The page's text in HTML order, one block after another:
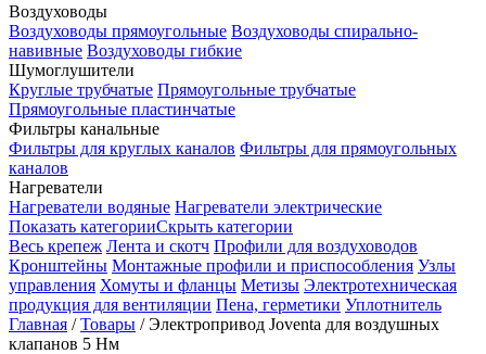
Воздуховоды
Воздуховоды прямоугольные Воздуховоды спирально-
навивные Воздуховоды гибкие
Шумоглушители
Круглые трубчатые Прямоугольные трубчатые
Прямоугольные пластинчатые
Фильтры канальные
Фильтры для круглых каналов Фильтры для прямоугольных
каналов
Нагреватели
Нагреватели водяные Нагреватели электрические
Показать категорииСкрыть категории
Весь крепеж Лента и скотч Профили для воздуховодов
Кронштейны Монтажные профили и приспособления Узлы
управления Хомуты и фланцы Метизы Электротехническая
продукция для вентиляции Пена, герметики Уплотнитель
Главная /Товары /Электропривод Joventa для воздушных
клапанов 5 Нм